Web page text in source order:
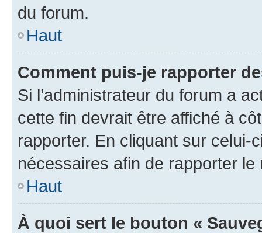
du forum.
Haut
Comment puis-je rapporter
Si l’administrateur du forum a
cette fin devrait être affiché à
rapporter. En cliquant sur
nécessaires afin de rapporter le
Haut
À quoi sert le bouton «